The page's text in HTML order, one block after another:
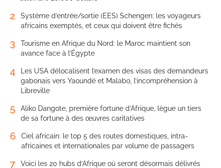
2
Système d’entrée/sortie (EES) Schengen: les voyageurs
africains exemptés, et ceux qui doivent être fichés
3
Tourisme en Afrique du Nord: le Maroc maintient son
avance face à l’Égypte
4
Les USA délocalisent l’examen des visas des demandeurs
gabonais vers Yaoundé et Malabo, l’incompréhension à
Libreville
5
Aliko Dangote, première fortune d’Afrique, lègue un tiers
de sa fortune à des œuvres caritatives
6
Ciel africain: le top 5 des routes domestiques, intra-
africaines et internationales par volume de passagers
7
Voici les 20 hubs d’Afrique où seront désormais délivrés